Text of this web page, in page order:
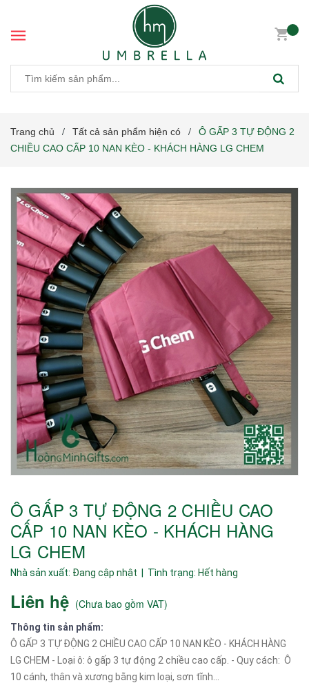
Trang chủ / Tất cả sản phẩm hiện có /
Ô GẤP 3 TỰ ĐỘNG 2
CHIỀU CAO CẤP 10 NAN KÈO - KHÁCH HÀNG LG CHEM
Ô GẤP 3 TỰ ĐỘNG 2 CHIỀU CAO
CẤP 10 NAN KÈO - KHÁCH HÀNG
LG CHEM
Nhà sản xuất: Đang cập nhật | Tình trạng: Hết hàng
Liên hệ (Chưa bao gồm VAT)
Thông tin sản phẩm:
Ô GẤP 3 TỰ ĐỘNG 2 CHIỀU CAO CẤP 10 NAN KÈO - KHÁCH HÀNG
LG CHEM - Loại ô: ô gấp 3 tự động 2 chiều cao cấp. - Quy cách: Ô
10 cánh, thân và xương bằng kim loại, sơn tĩnh...